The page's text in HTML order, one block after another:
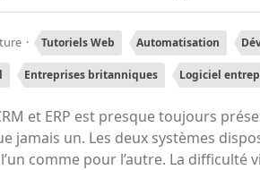
Tutoriels Web Automatisation
Entreprises britanniques Logiciel
et ERP est presque toujours
jamais un. Les deux systèmes
comme pour l’autre. La difficulté